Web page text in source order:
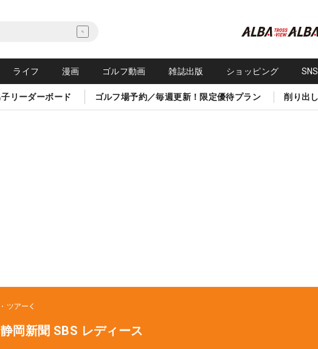
ライフ 漫画 ゴルフ動画 雑誌出版 ショッピング
リーダーボード ゴルフ場予約／毎週更新！限定優待プラン 削り出
ツアー
岡新聞 SBS レディース